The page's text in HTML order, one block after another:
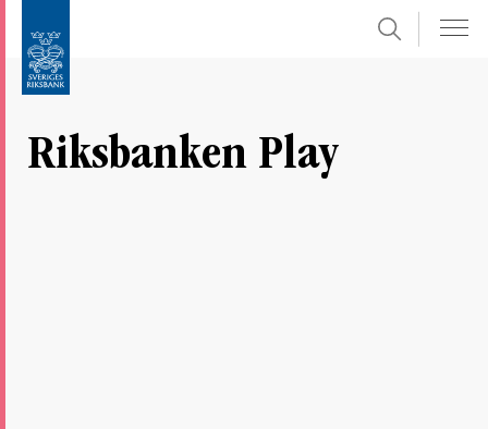
direkt
undersidor
Sök
Riksbanken Play